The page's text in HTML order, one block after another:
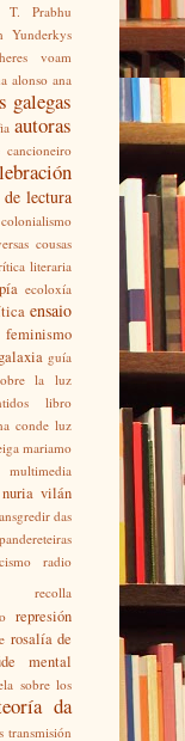
T. Prabhu
Yunderkys
voam
alonso ana
galegas
autoras
cancioneiro
lectura
colonialismo
cousas
literaria
ecoloxía
ensaio
feminismo
galaxia guía
la luz
libro
conde luz
mariamo
multimedia
nuria vilán
das
pandereteiras
radio
recolla
represión
rosalía de
mental
sobre los
da
transmisión